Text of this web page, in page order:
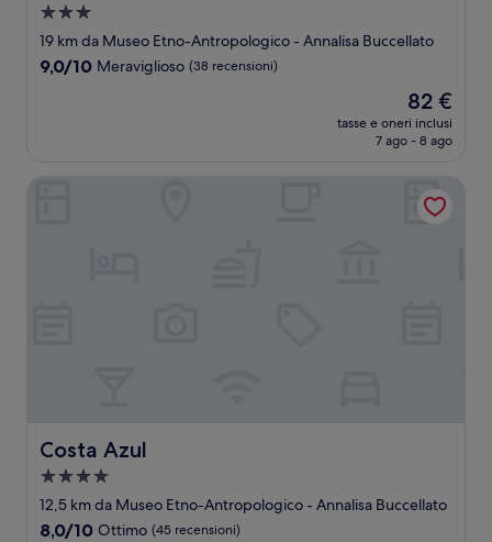
Struttura
a
3.0
19 km da Museo Etno-Antropologico - Annalisa Buccellato
9.0
9,0/10 Meraviglioso (38 recensioni)
Il
prezzo
attuale
82 €
82 €
tasse e oneri inclusi
7 ago - 8 ago
Costa Azul
Costa Azul
Struttura
a
4.0
12,5 km da Museo Etno-Antropologico - Annalisa Buccellato
8.0
8,0/10 Ottimo (45 recensioni)